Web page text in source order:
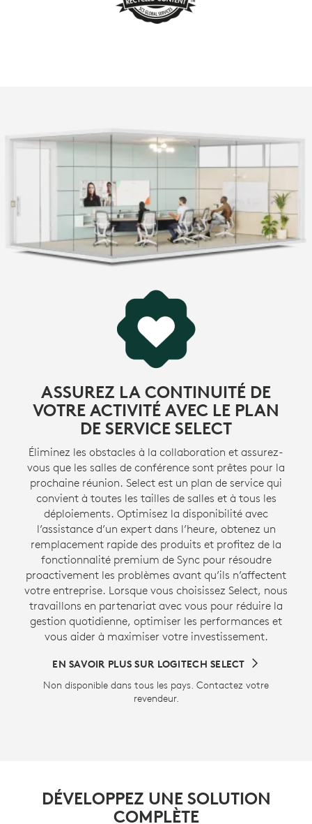
ASSUREZ LA CONTINUITÉ DE
VOTRE ACTIVITÉ AVEC LE PLAN
DE SERVICE SELECT
Éliminez les obstacles à la collaboration et assurez-
vous que les salles de conférence sont prêtes pour la
prochaine réunion. Select est un plan de service qui
convient à toutes les tailles de salles et à tous les
déploiements. Optimisez la disponibilité avec
l’assistance d’un expert dans l’heure, obtenez un
remplacement rapide des produits et profitez de la
fonctionnalité premium de Sync pour résoudre
proactivement les problèmes avant qu’ils n’affectent
votre entreprise. Lorsque vous choisissez Select, nous
travaillons en partenariat avec vous pour réduire la
gestion quotidienne, optimiser les performances et
vous aider à maximiser votre investissement.
EN SAVOIR PLUS SUR LOGITECH SELECT
Non disponible dans tous les pays. Contactez votre
revendeur.
DÉVELOPPEZ UNE SOLUTION
COMPLÈTE